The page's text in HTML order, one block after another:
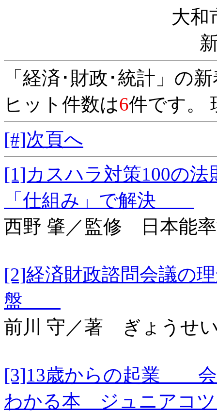
大和
「経済･財政･統計」の
ヒット件数は6件です。
[#]次頁へ
[1]カスハラ対策100の
「仕組み」で解決
西野 肇／監修 日本能
[2]経済財政諮問会議
盤
前川 守／著 ぎょうせ
[3]13歳からの起業 会
わかる本 ジュニアコ